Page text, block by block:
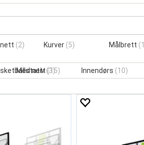
(2) Kurver (5) Målbrett
(3)
Med nett(15) Innendørs (10)